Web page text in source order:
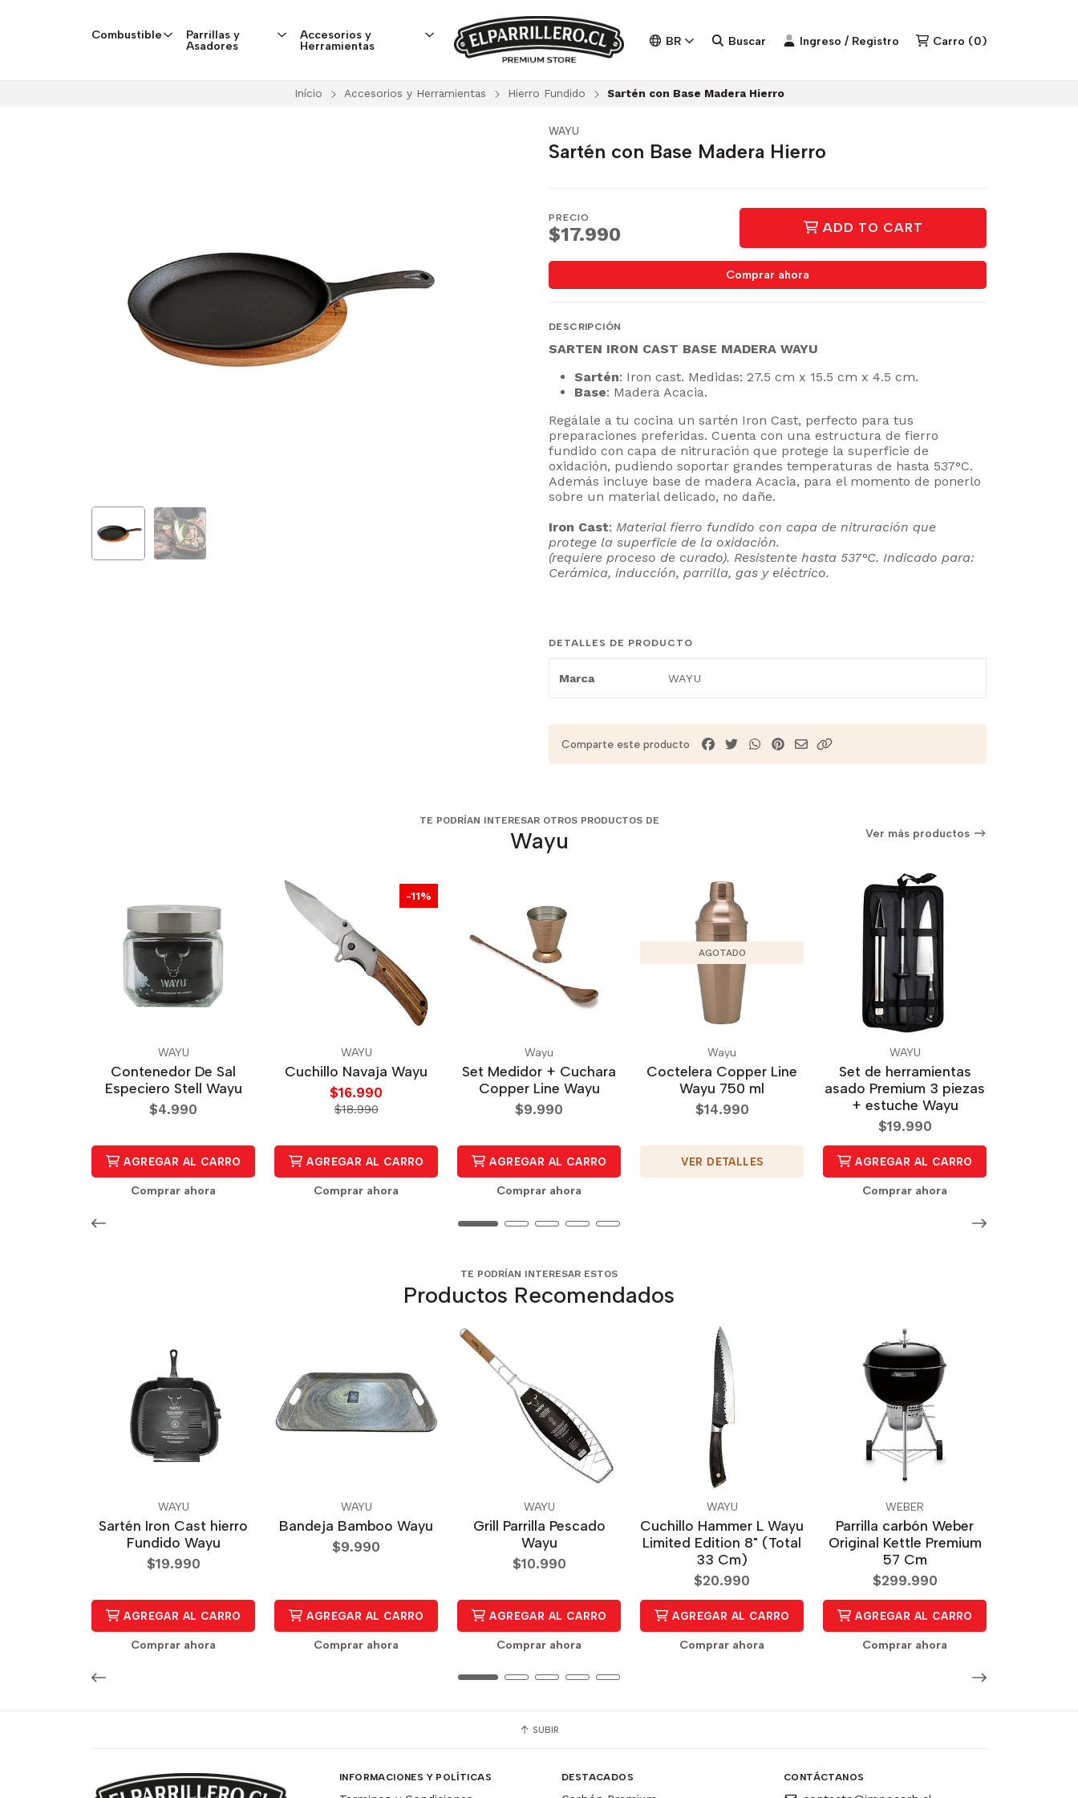
Combustible Parrillas y
Asadores
Accesorios y
Herramientas BR Buscar Ingreso / Registro Carro (0)
Início Accesorios y Herramientas Hierro Fundido Sartén con Base Madera Hierro
WAYU
Sartén con Base Madera Hierro
PRECIO
$17.990 ADD TO CART
Comprar ahora
DESCRIPCIÓN
SARTEN IRON CAST BASE MADERA WAYU
Sartén: Iron cast. Medidas: 27.5 cm x 15.5 cm x 4.5 cm.
Base: Madera Acacia.
Regálale a tu cocina un sartén Iron Cast, perfecto para tus
preparaciones preferidas. Cuenta con una estructura de fierro
fundido con capa de nitruración que protege la superficie de
oxidación, pudiendo soportar grandes temperaturas de hasta 537°C.
Además incluye base de madera Acacia, para el momento de ponerlo
sobre un material delicado, no dañe.
Iron Cast: Material fierro fundido con capa de nitruración que
protege la superficie de la oxidación.
(requiere proceso de curado). Resistente hasta 537°C. Indicado para:
Cerámica, inducción, parrilla, gas y eléctrico.
DETALLES DE PRODUCTO
Marca WAYU
Comparte este producto
TE PODRÍAN INTERESAR OTROS PRODUCTOS DE
Wayu Ver más productos
WAYU
Contenedor De Sal
Especiero Stell Wayu
$4.990
AGREGAR AL CARRO
Comprar ahora
-11%
WAYU
Cuchillo Navaja Wayu
$16.990
$18.990
AGREGAR AL CARRO
Comprar ahora
Wayu
Set Medidor + Cuchara
Copper Line Wayu
$9.990
AGREGAR AL CARRO
Comprar ahora
AGOTADO
Wayu
Coctelera Copper Line
Wayu 750 ml
$14.990
VER DETALLES
WAYU
Set de herramientas
asado Premium 3 piezas
+ estuche Wayu
$19.990
AGREGAR AL CARRO
Comprar ahora
TE PODRÍAN INTERESAR ESTOS
Productos Recomendados
WAYU
Sartén Iron Cast hierro
Fundido Wayu
$19.990
AGREGAR AL CARRO
Comprar ahora
WAYU
Bandeja Bamboo Wayu
$9.990
AGREGAR AL CARRO
Comprar ahora
WAYU
Grill Parrilla Pescado
Wayu
$10.990
AGREGAR AL CARRO
Comprar ahora
WAYU
Cuchillo Hammer L Wayu
Limited Edition 8" (Total
33 Cm)
$20.990
AGREGAR AL CARRO
Comprar ahora
WEBER
Parrilla carbón Weber
Original Kettle Premium
57 Cm
$299.990
AGREGAR AL CARRO
Comprar ahora
SUBIR
INFORMACIONES Y POLÍTICAS DESTACADOS CONTÁCTANOS